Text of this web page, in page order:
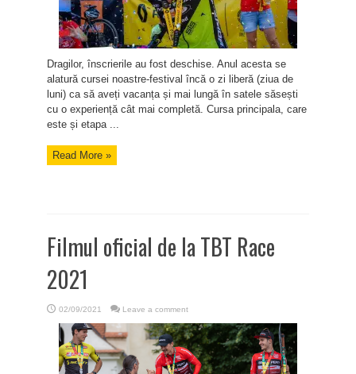
Dragilor, înscrierile au fost deschise. Anul acesta se
alatură cursei noastre-festival încă o zi liberă (ziua de
luni) ca să aveți vacanța și mai lungă în satele săsești
cu o experiență cât mai completă. Cursa principala, care
este și etapa ...
Read More »
Filmul oficial de la TBT Race
2021
02/09/2021 Leave a comment